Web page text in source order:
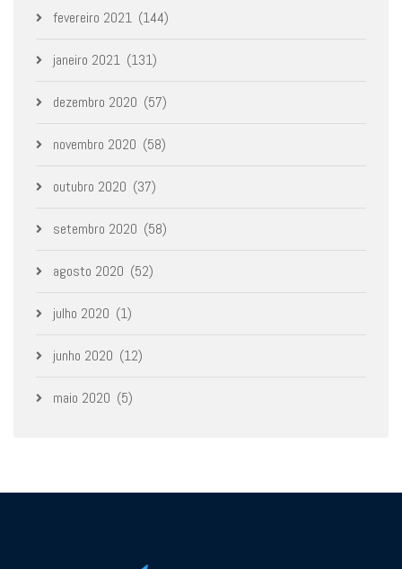
fevereiro 2021 (144)
janeiro 2021 (131)
dezembro 2020 (57)
novembro 2020 (58)
outubro 2020 (37)
setembro 2020 (58)
agosto 2020 (52)
julho 2020 (1)
junho 2020 (12)
maio 2020 (5)